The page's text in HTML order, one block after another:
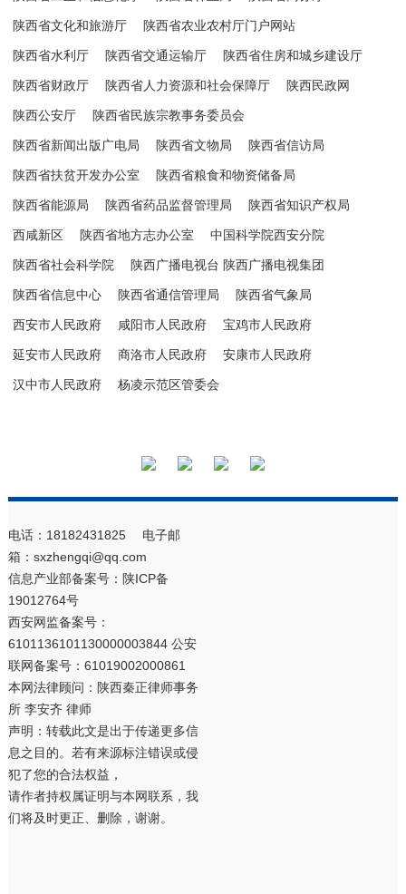
陕西省文化和旅游厅 陕西省农业农村厅门户网站
陕西省水利厅 陕西省交通运输厅 陕西省住房和城乡建设厅
陕西省财政厅 陕西省人力资源和社会保障厅 陕西民政网
陕西公安厅 陕西省民族宗教事务委员会
陕西省新闻出版广电局 陕西省文物局 陕西省信访局
陕西省扶贫开发办公室 陕西省粮食和物资储备局
陕西省能源局 陕西省药品监督管理局 陕西省知识产权局
西咸新区 陕西省地方志办公室 中国科学院西安分院
陕西省社会科学院 陕西广播电视台 陕西广播电视集团
陕西省信息中心 陕西省通信管理局 陕西省气象局
西安市人民政府 咸阳市人民政府 宝鸡市人民政府
延安市人民政府 商洛市人民政府 安康市人民政府
汉中市人民政府 杨凌示范区管委会
电话：18182431825 电子邮
箱：sxzhengqi@qq.com
信息产业部备案号： 陕ICP备
19012764号
西安网监备案号：
6101136101130000003844 公安
联网备案号：61019002000861
本网法律顾问：陕西秦正律师事务
所 李安齐 律师
声明：转载此文是出于传递更多信
息之目的。若有来源标注错误或侵
犯了您的合法权益，
请作者持权属证明与本网联系，我
们将及时更正、删除，谢谢。